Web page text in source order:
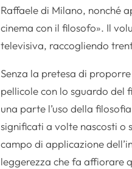
Raffaele di Milano, nonché
cinema con il filosofo». Il
televisiva, raccogliendo
Senza la pretesa di
pellicole con lo sguardo del
una parte l’uso della
significati a volte nascosti o
campo di applicazione
leggerezza che fa affiorare